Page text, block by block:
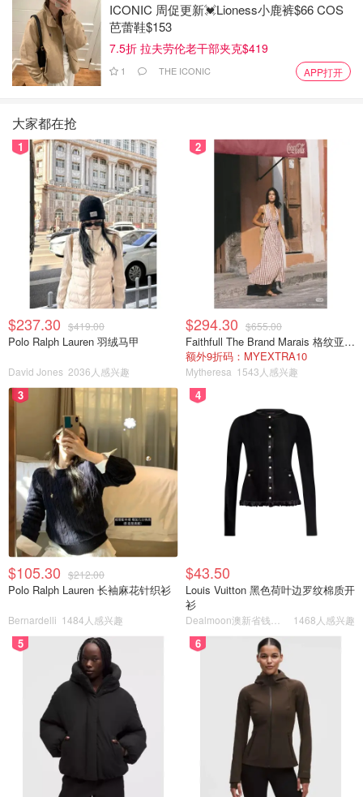
ICONIC 周促更新💓Lioness小鹿裤$66 COS
芭蕾鞋$153
7.5折 拉夫劳伦老干部夹克$419
1 THE ICONIC APP打开
大家都在抢
1
$237.30 $419.00
Polo Ralph Lauren 羽绒马甲
David Jones 2036人感兴趣
2
$294.30 $655.00
Faithfull The Brand Marais 格纹亚麻吊带中长连衣裙
额外9折码：MYEXTRA10
Mytheresa 1543人感兴趣
3
$105.30 $212.00
Polo Ralph Lauren 长袖麻花针织衫
Bernardelli 1484人感兴趣
4
$43.50
Louis Vuitton 黑色荷叶边罗纹棉质开
衫
1468人感兴趣
5 6